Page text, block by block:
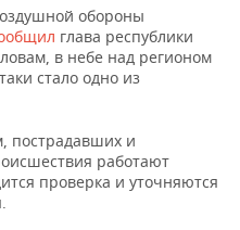
обороны
глава республики
в небе над регионом
стало одно из
пострадавших и
работают
проверка и уточняются